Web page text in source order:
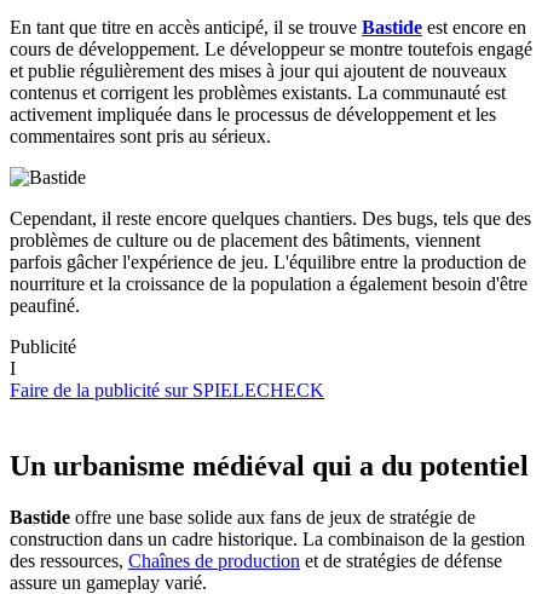
En tant que titre en accès anticipé, il se trouve Bastide est encore en
cours de développement. Le développeur se montre toutefois engagé
et publie régulièrement des mises à jour qui ajoutent de nouveaux
contenus et corrigent les problèmes existants. La communauté est
activement impliquée dans le processus de développement et les
commentaires sont pris au sérieux.
Cependant, il reste encore quelques chantiers. Des bugs, tels que des
problèmes de culture ou de placement des bâtiments, viennent
parfois gâcher l'expérience de jeu. L'équilibre entre la production de
nourriture et la croissance de la population a également besoin d'être
peaufiné.
Publicité
I
Faire de la publicité sur SPIELECHECK
Un urbanisme médiéval qui a du potentiel
Bastide offre une base solide aux fans de jeux de stratégie de
construction dans un cadre historique. La combinaison de la gestion
des ressources, Chaînes de production et de stratégies de défense
assure un gameplay varié.